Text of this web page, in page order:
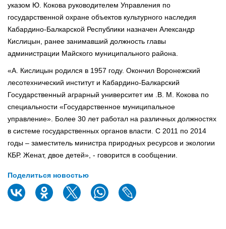
указом Ю. Кокова руководителем Управления по
государственной охране объектов культурного наследия
Кабардино-Балкарской Республики назначен Александр
Кислицын, ранее занимавший должность главы
администрации Майского муниципального района.
«А. Кислицын родился в 1957 году. Окончил Воронежский
лесотехнический институт и Кабардино-Балкарский
Государственный аграрный университет им .В. М. Кокова по
специальности «Государственное муниципальное
управление». Более 30 лет работал на различных должностях
в системе государственных органов власти. С 2011 по 2014
годы – заместитель министра природных ресурсов и экологии
КБР. Женат, двое детей», - говорится в сообщении.
Поделиться новостью